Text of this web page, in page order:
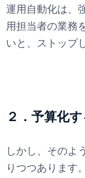
運用自動化は、
用担当者の業務
いと、ストップ
２．予算化
しかし、そのよ
りつつあります。